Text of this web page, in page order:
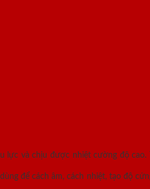
lực và chịu được nhiệt cường độ cao.
để cách âm, cách nhiệt, tạo độ